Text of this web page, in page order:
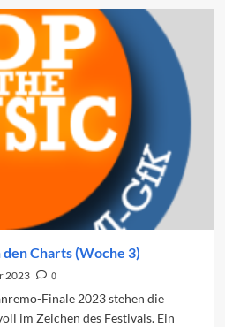
Charts (Woche 3)
2023
0
Finale 2023 stehen die
im Zeichen des Festivals. Ein